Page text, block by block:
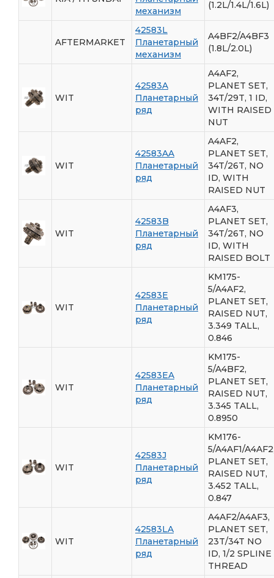
механизм
(1.2L/1.4L/1.6L)
AFTERMARKET
42583L
Планетарный
механизм
A4BF2/A4BF3
(1.8L/2.0L)
WIT
42583A
Планетарный
ряд
A4AF2,
PLANET SET,
34T/29T, 1 ID,
WITH RAISED
NUT
WIT
42583AA
Планетарный
ряд
A4AF2,
PLANET SET,
34T/26T, NO
ID, WITH
RAISED NUT
WIT
42583B
Планетарный
ряд
A4AF3,
PLANET SET,
34T/26T, NO
ID, WITH
RAISED BOLT
WIT
42583E
Планетарный
ряд
KM175-
5/A4AF2,
PLANET SET,
RAISED NUT,
3.349 TALL,
0.846
WIT
42583EA
Планетарный
ряд
KM175-
5/A4BF2,
PLANET SET,
RAISED NUT,
3.345 TALL,
0.8950
WIT
42583J
Планетарный
ряд
KM176-
5/A4AF1/
PLANET SET,
RAISED NUT,
3.452 TALL,
0.847
WIT
42583LA
Планетарный
ряд
A4AF2/A4AF3,
PLANET SET,
23T/34T NO
ID, 1/2 SPLINE
THREAD